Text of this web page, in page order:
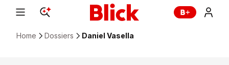
Home Dossiers Daniel Vasella